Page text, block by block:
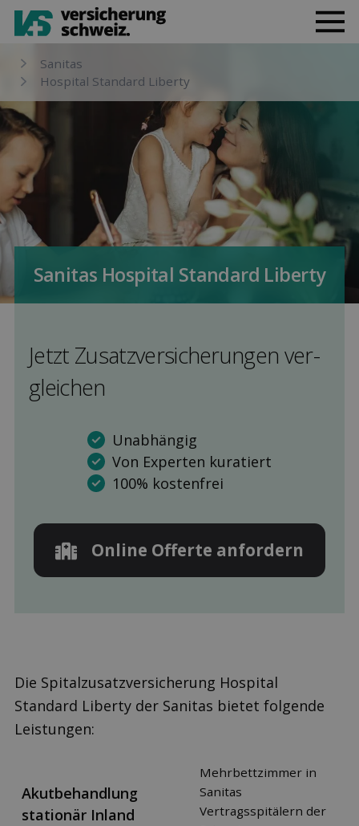
Sanitas
Hospital Standard Liberty
Sanitas Hospital Standard Liberty
Jetzt Zusatz­versicherungen ver­
gleichen
Unabhängig
Von Experten kuratiert
100% kostenfrei
Online Offerte anfordern
Die Spitalzusatzversicherung Hospital
Standard Liberty der Sanitas bietet folgende
Leistungen:
Akutbehandlung
stationär Inland
Mehrbettzimmer in
Sanitas
Vertragsspitälern der